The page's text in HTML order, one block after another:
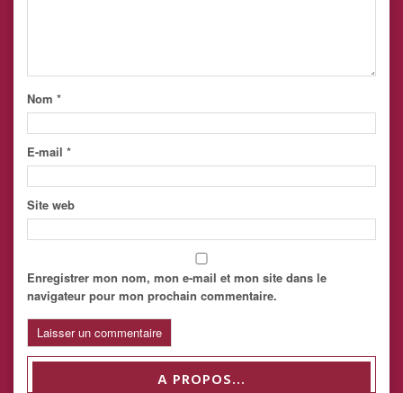
Nom *
E-mail *
Site web
Enregistrer mon nom, mon e-mail et mon site dans le
navigateur pour mon prochain commentaire.
A PROPOS…